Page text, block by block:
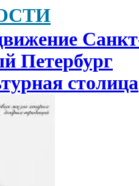
Петербург
столица